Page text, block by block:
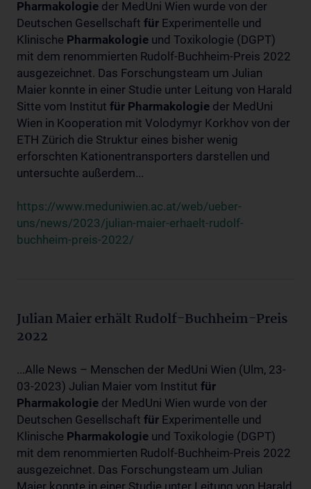
Pharmakologie der MedUni Wien wurde von der
Deutschen Gesellschaft für Experimentelle und
Klinische Pharmakologie und Toxikologie (DGPT)
mit dem renommierten Rudolf-Buchheim-Preis 2022
ausgezeichnet. Das Forschungsteam um Julian
Maier konnte in einer Studie unter Leitung von Harald
Sitte vom Institut für Pharmakologie der MedUni
Wien in Kooperation mit Volodymyr Korkhov von der
ETH Zürich die Struktur eines bisher wenig
erforschten Kationentransporters darstellen und
untersuchte außerdem...
https://www.meduniwien.ac.at/web/ueber-
uns/news/2023/julian-maier-erhaelt-rudolf-
buchheim-preis-2022/
Julian Maier erhält Rudolf-Buchheim-Preis
2022
...Alle News – Menschen der MedUni Wien (Ulm, 23-
03-2023) Julian Maier vom Institut für
Pharmakologie der MedUni Wien wurde von der
Deutschen Gesellschaft für Experimentelle und
Klinische Pharmakologie und Toxikologie (DGPT)
mit dem renommierten Rudolf-Buchheim-Preis 2022
ausgezeichnet. Das Forschungsteam um Julian
Maier konnte in einer Studie unter Leitung von Harald